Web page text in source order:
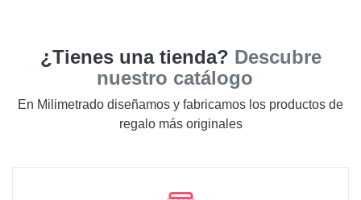
¿Tienes una tienda? Descubre
nuestro catálogo
En Milimetrado diseñamos y fabricamos los productos de
regalo más originales